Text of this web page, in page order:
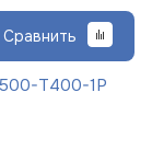
Сравнить
Т400-1Р